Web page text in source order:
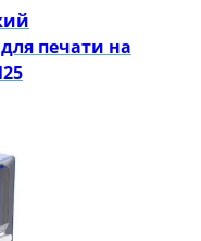
печати на